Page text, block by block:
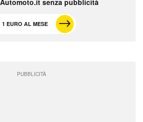
senza pubblicità
1 EURO AL MESE
PUBBLICITÀ